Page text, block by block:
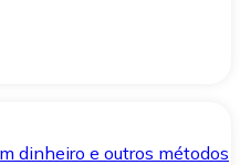
dinheiro e outros métodos